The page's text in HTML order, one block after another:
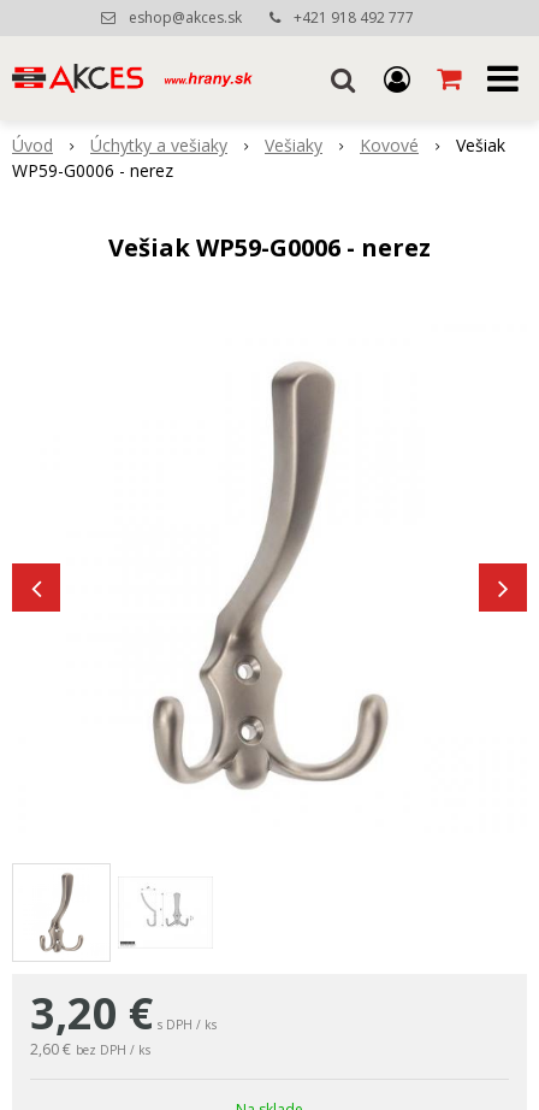
eshop@akces.sk +421 918 492 777
Úvod Úchytky a vešiaky Vešiaky Kovové
Vešiak
WP59-G0006 - nerez
Vešiak WP59-G0006 - nerez
3,20 € s DPH / ks
2,60 € bez DPH / ks